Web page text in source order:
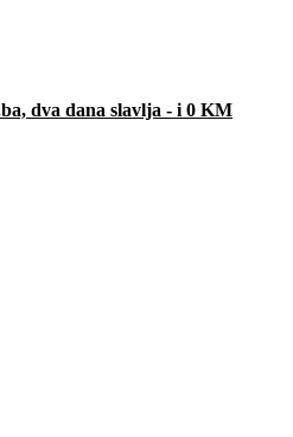
dva dana slavlja - i 0 KM